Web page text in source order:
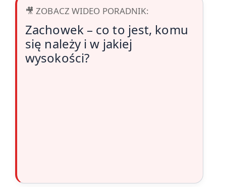
🎥 ZOBACZ WIDEO PORADNIK:
Zachowek – co to jest, komu
się należy i w jakiej
wysokości?